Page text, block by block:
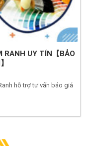
RANH UY TÍN【BẢO
hỗ trợ tư vấn báo giá